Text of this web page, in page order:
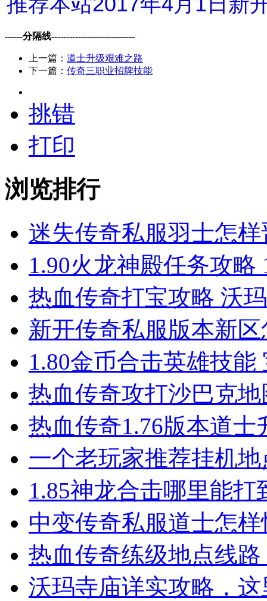
------分隔线----------------------------
上一篇： 道士升级艰难之路
下一篇： 传奇三职业招牌技能
挑错
打印
浏览排行
迷失传奇私服羽士怎
1.90火龙神殿任务攻略
热血传奇打宝攻略 沃
新开传奇私服版本新
1.80金币合击英雄技能
热血传奇攻打沙巴克
热血传奇1.76版本道士
一个老玩家推荐挂机地
1.85神龙合击哪里能
中变传奇私服道士怎
热血传奇练级地点线
沃玛寺庙详实攻略，